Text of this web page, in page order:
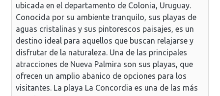
ubicada en el departamento de Colonia, Uruguay.
Conocida por su ambiente tranquilo, sus playas de
aguas cristalinas y sus pintorescos paisajes, es un
destino ideal para aquellos que buscan relajarse y
disfrutar de la naturaleza. Una de las principales
atracciones de Nueva Palmira son sus playas, que
ofrecen un amplio abanico de opciones para los
visitantes. La playa La Concordia es una de las más